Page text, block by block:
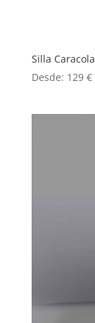
Silla Caracola
Desde: 129 €